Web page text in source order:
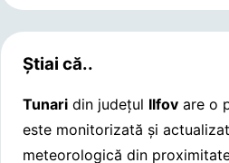
Știai că..
Tunari din județul Ilfov are o
este monitorizată și
meteorologică din